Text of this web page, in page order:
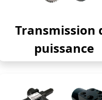
Transmission
puissance